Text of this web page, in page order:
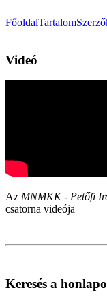
FőoldalTartalom
Videó
Az MNMKK - Petőfi
csatorna videója
Keresés a